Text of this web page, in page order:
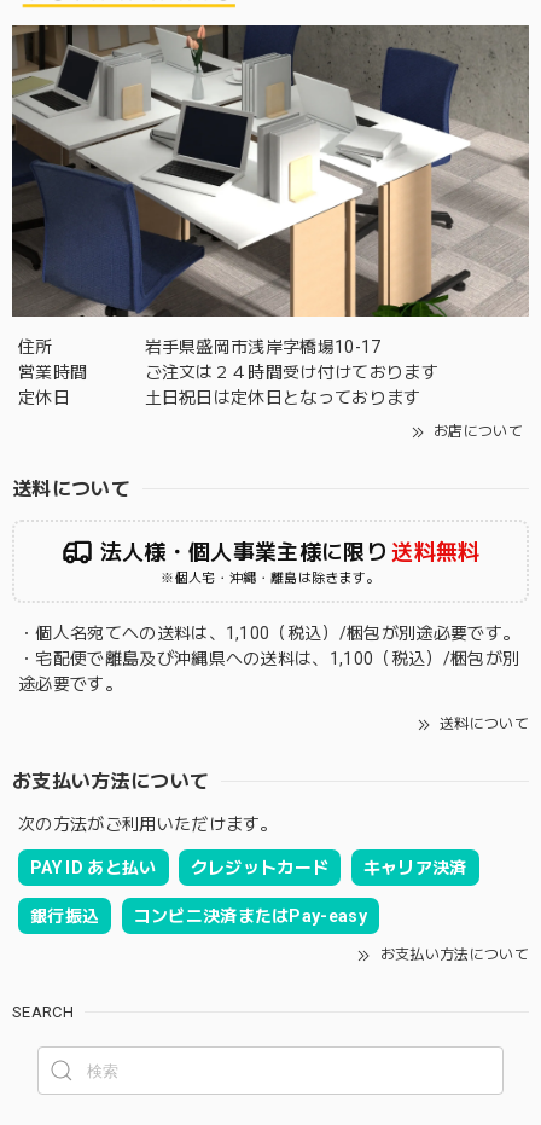
住所
岩手県盛岡市浅岸字橋場10-17
営業時間
ご注文は２４時間受け付けております
定休日
土日祝日は定休日となっております
お店について
送料について
法人様・個人事業主様に限り 送料無料
※個人宅・沖縄・離島は除きます。
・個人名宛てへの送料は、1,100（税込）/梱包が別途必要です。
・宅配便で離島及び沖縄県への送料は、1,100（税込）/梱包が別
途必要です。
送料について
お支払い方法について
次の方法がご利用いただけます。
PAY ID あと払い クレジットカード キャリア決済
銀行振込 コンビニ決済またはPay-easy
お支払い方法について
SEARCH